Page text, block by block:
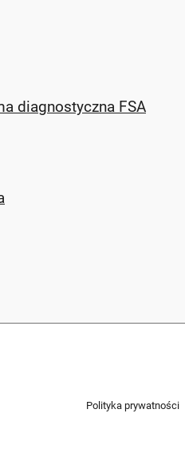
diagnostyczna FSA
Polityka prywatności